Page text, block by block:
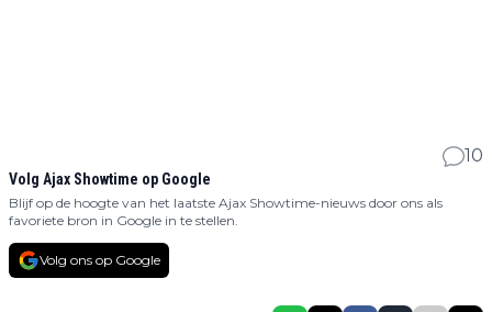
10
Volg Ajax Showtime op Google
Blijf op de hoogte van het laatste Ajax Showtime-nieuws door ons als
favoriete bron in Google in te stellen.
Volg ons op Google